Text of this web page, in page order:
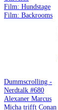
Film: Hundstage
Film: Backrooms
Dummscrolling -
Nerdtalk #680
Alexaner Marcus
Micha trifft Conan